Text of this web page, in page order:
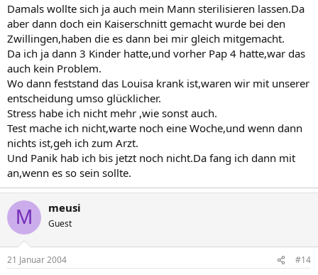
Damals wollte sich ja auch mein Mann sterilisieren lassen.Da
aber dann doch ein Kaiserschnitt gemacht wurde bei den
Zwillingen,haben die es dann bei mir gleich mitgemacht.
Da ich ja dann 3 Kinder hatte,und vorher Pap 4 hatte,war das
auch kein Problem.
Wo dann feststand das Louisa krank ist,waren wir mit unserer
entscheidung umso glücklicher.
Stress habe ich nicht mehr ,wie sonst auch.
Test mache ich nicht,warte noch eine Woche,und wenn dann
nichts ist,geh ich zum Arzt.
Und Panik hab ich bis jetzt noch nicht.Da fang ich dann mit
an,wenn es so sein sollte.
M meusi
Guest
21 Januar 2004 #14